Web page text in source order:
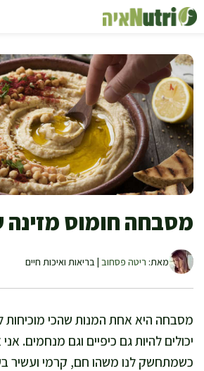
לדלג
לתוכן
מסבחה חומוס מזינה
מאת: ריטה פסחוב | בריאות ואיכות חיים
מסבחה היא אחת המנות שהכי מוכיחות
יכולים להיות גם כיפיים וגם מנחמים.
כשמתחשק לנו משהו חם, קרמי ועשיר